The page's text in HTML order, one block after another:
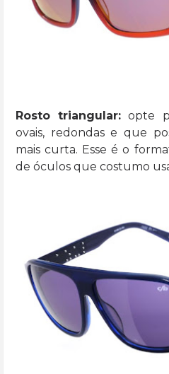
Rosto triangular: opte
ovais, redondas e que
mais curta. Esse é o
de óculos que costumo